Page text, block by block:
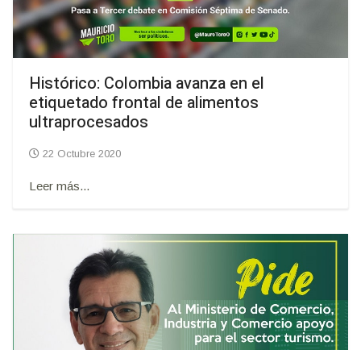
Histórico: Colombia avanza en el
etiquetado frontal de alimentos
ultraprocesados
22 Octubre 2020
Leer más...